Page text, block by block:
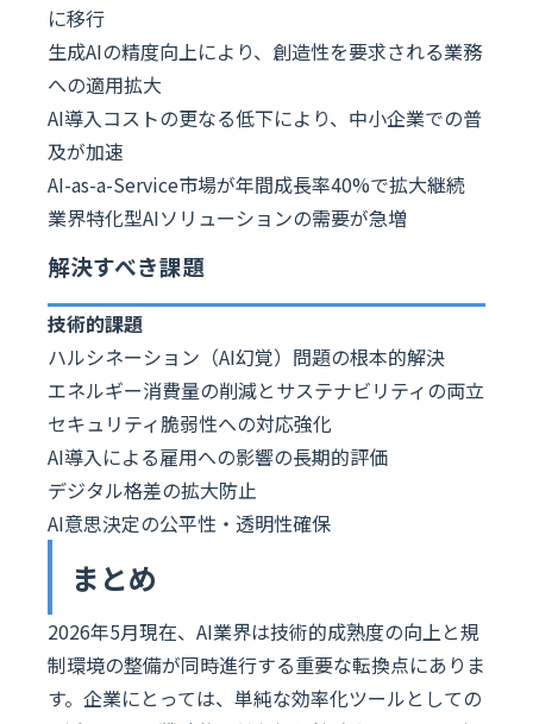
に移行
生成AIの精度向上により、創造性を要求される業務
への適用拡大
AI導入コストの更なる低下により、中小企業での普
及が加速
AI-as-a-Service市場が年間成長率40%で拡大継続
業界特化型AIソリューションの需要が急増
解決すべき課題
技術的課題
ハルシネーション（AI幻覚）問題の根本的解決
エネルギー消費量の削減とサステナビリティの両立
セキュリティ脆弱性への対応強化
AI導入による雇用への影響の長期的評価
デジタル格差の拡大防止
AI意思決定の公平性・透明性確保
まとめ
2026年5月現在、AI業界は技術的成熟度の向上と規
制環境の整備が同時進行する重要な転換点にありま
す。企業にとっては、単純な効率化ツールとしての